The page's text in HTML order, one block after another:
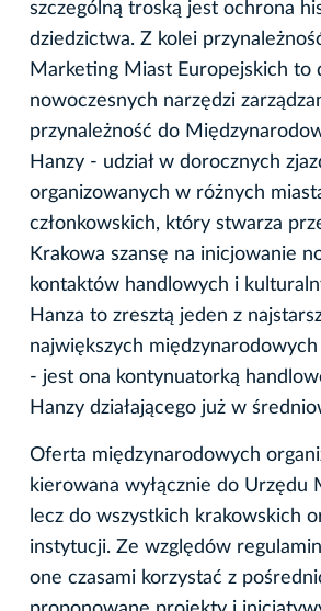
szczególną troską jest ochrona
dziedzictwa. Z kolei
Marketing Miast Europejskich to
nowoczesnych narzędzi
przynależność do
Hanzy - udział w dorocznych
organizowanych w różnych
członkowskich, który stwarza
Krakowa szansę na inicjowanie
kontaktów handlowych i
Hanza to zresztą jeden z
największych
- jest ona kontynuatorką
Hanzy działającego już w
Oferta międzynarodowych
kierowana wyłącznie do Urzędu
lecz do wszystkich krakowskich
instytucji. Ze względów
one czasami korzystać z